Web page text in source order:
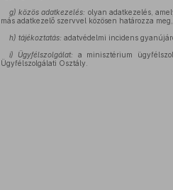
g) közös adatkezelés: olyan adatkezelés,
más adatkezelő szervvel közösen határozza
h) tájékoztatás: adatvédelmi incidens
i) Ügyfélszolgálat:
a minisztérium
Ügyfélszolgálati Osztály.